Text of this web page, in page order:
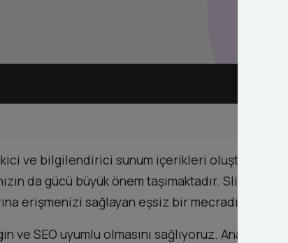
ve bilgilendirici sunum içerikleri oluşturma
da gücü büyük önem taşımaktadır.
erişmenizi sağlayan eşsiz bir mecradır.
SEO uyumlu olmasını sağlıyoruz. Anahtar